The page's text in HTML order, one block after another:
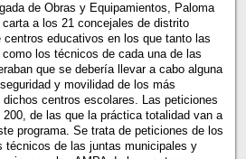
de Obras y Equipamientos, Paloma
a los 21 concejales de distrito
educativos en los que tanto las
los técnicos de cada una de las
que se debería llevar a cabo alguna
y movilidad de los más
centros escolares. Las peticiones
de las que la práctica totalidad van a
programa. Se trata de peticiones de los
técnicos de las juntas municipales y